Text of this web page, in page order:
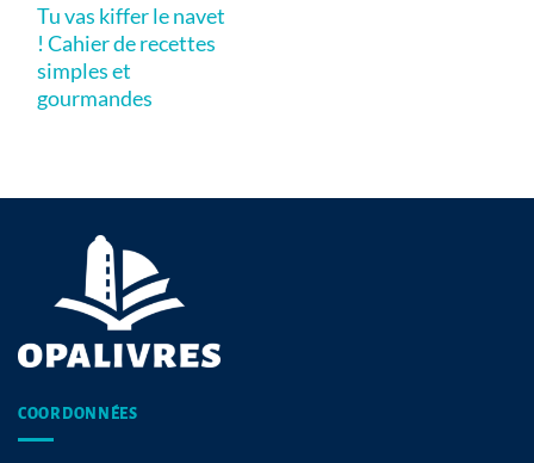
Tu vas kiffer le navet
! Cahier de recettes
simples et
gourmandes
COORDONNÉES